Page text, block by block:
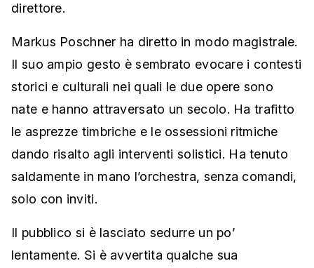
direttore.
Markus Poschner ha diretto in modo magistrale.
Il suo ampio gesto è sembrato evocare i contesti
storici e culturali nei quali le due opere sono
nate e hanno attraversato un secolo. Ha trafitto
le asprezze timbriche e le ossessioni ritmiche
dando risalto agli interventi solistici. Ha tenuto
saldamente in mano l’orchestra, senza comandi,
solo con inviti.
Il pubblico si è lasciato sedurre un po’
lentamente. Si è avvertita qualche sua